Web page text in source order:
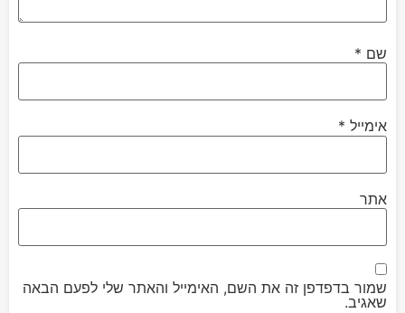
שם *
אימייל *
אתר
שמור בדפדפן זה את השם, האימייל והאתר שלי לפעם הבאה
שאגיב.